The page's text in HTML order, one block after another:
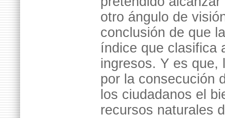
otro ángulo de
conclusión de que
índice que clasifica
ingresos. Y es que,
por la consecución
los ciudadanos el
recursos naturales